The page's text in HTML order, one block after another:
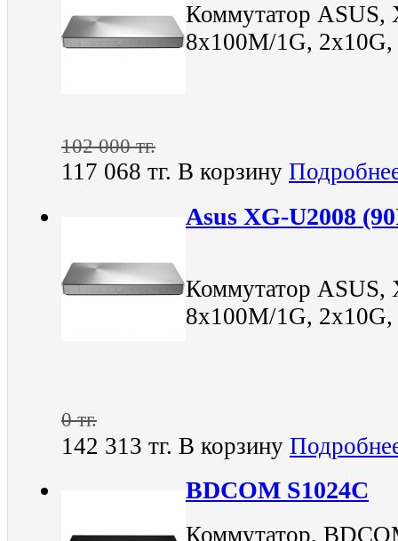
Коммутатор ASUS,
8x100M/1G,
102 000 тг.
117 068 тг. В корзину
Asus XG-U2008
Коммутатор ASUS,
8x100M/1G,
0 тг.
142 313 тг. В корзину
BDCOM S1024C
Коммутатор,